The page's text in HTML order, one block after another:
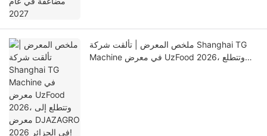
ملخص المعرض | تألقت شركة Shanghai TG
Machine في معرض UzFood 2026، وتتطلع